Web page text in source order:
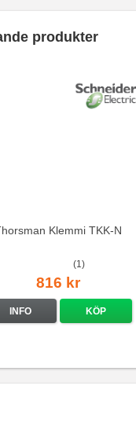
produkter
Klemmi TKK-N
(1)
816 kr
INFO KÖP